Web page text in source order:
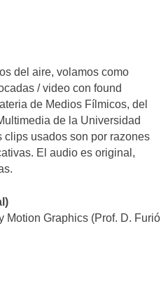
del aire, volamos como
/ video con found
de Medios Fílmicos, del
de la Universidad
clips usados son por razones
El audio es original,
Motion Graphics (Prof. D. Furió